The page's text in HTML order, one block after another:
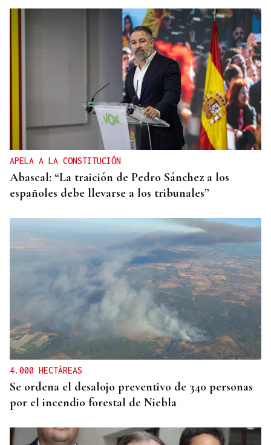
APELA A LA CONSTITUCIÓN
Abascal: “La traición de Pedro Sánchez a los
españoles debe llevarse a los tribunales”
4.000 HECTÁREAS
Se ordena el desalojo preventivo de 340 personas
por el incendio forestal de Niebla